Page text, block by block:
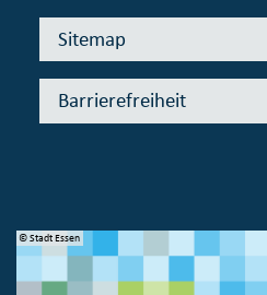
Sitemap
Barrierefreiheit
© Stadt Essen